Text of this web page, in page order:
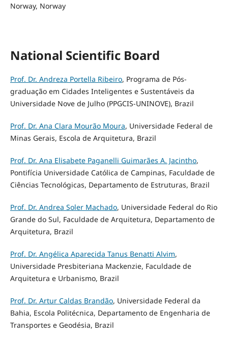
Norway, Norway
National Scientific Board
Prof. Dr. Andreza Portella Ribeiro, Programa de Pós-
graduação em Cidades Inteligentes e Sustentáveis da
Universidade Nove de Julho (PPGCIS-UNINOVE), Brazil
Prof. Dr. Ana Clara Mourão Moura, Universidade Federal de
Minas Gerais, Escola de Arquitetura, Brazil
Prof. Dr. Ana Elisabete Paganelli Guimarães A. Jacintho,
Pontifícia Universidade Católica de Campinas, Faculdade de
Ciências Tecnológicas, Departamento de Estruturas, Brazil
Prof. Dr. Andrea Soler Machado, Universidade Federal do Rio
Grande do Sul, Faculdade de Arquitetura, Departamento de
Arquitetura, Brazil
Prof. Dr. Angélica Aparecida Tanus Benatti Alvim,
Universidade Presbiteriana Mackenzie, Faculdade de
Arquitetura e Urbanismo, Brazil
Prof. Dr. Artur Caldas Brandão, Universidade Federal da
Bahia, Escola Politécnica, Departamento de Engenharia de
Transportes e Geodésia, Brazil